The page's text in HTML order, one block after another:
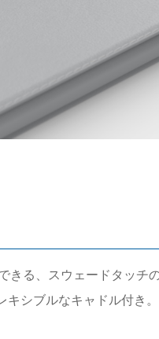
る、スウェードタッチ
シブルなキャドル付き。